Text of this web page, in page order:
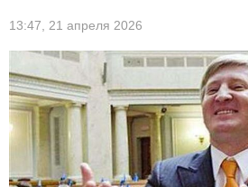
13:47, 21 апреля 2026